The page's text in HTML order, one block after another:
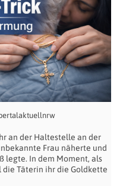
an der Haltestelle an der
Frau näherte und
legte. In dem Moment, als
Täterin ihr die Goldkette